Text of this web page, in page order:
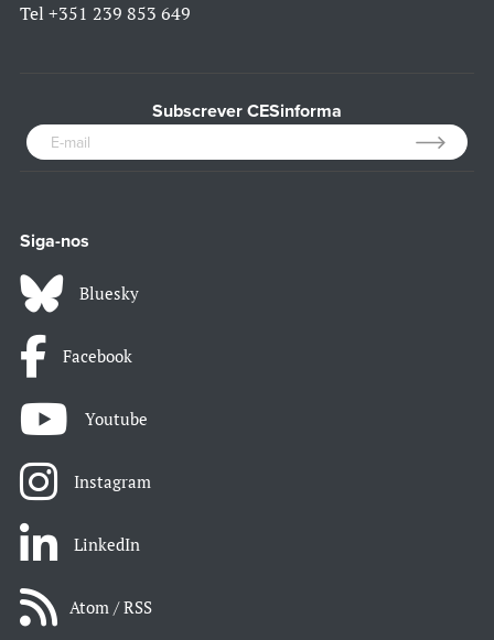
Tel +351 239 853 649
Subscrever CESinforma
Siga-nos
Bluesky
Facebook
Youtube
Instagram
LinkedIn
Atom / RSS